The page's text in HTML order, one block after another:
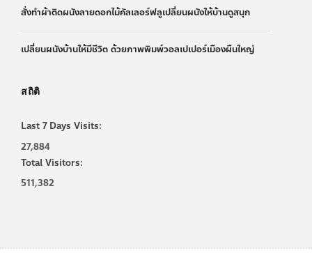
สั่งทำผ้าติดผนังลายดอกไม้คัลเลอร์ฟลูเปลี่ยนผนังให้บ้านดูสนุก
เปลี่ยนผนังบ้านให้มีชีวิต ด้วยภาพพิมพ์วอลเปเปอร์เมืองผืนใหญ่
สถิติ
Last 7 Days Visits:
27,884
Total Visitors:
511,382